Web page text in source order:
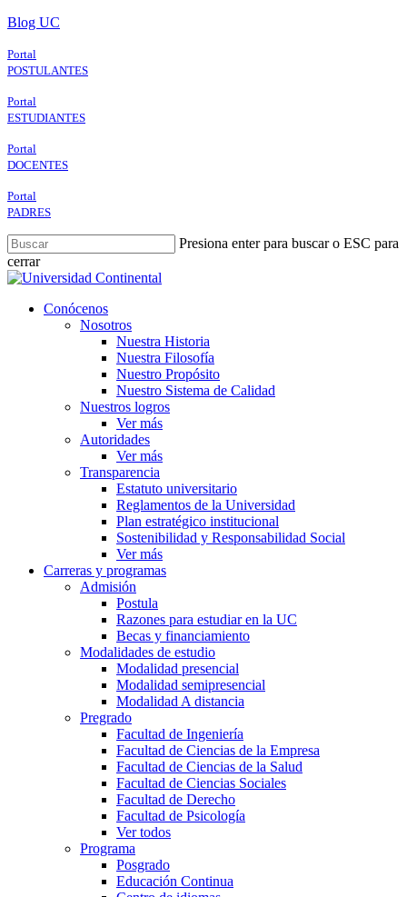
Skip
main
content
Blog UC
Portal
POSTULANTES
Portal
ESTUDIANTES
Portal
DOCENTES
Portal
PADRES
Presiona enter para buscar o ESC para
cerrar
Close
search
Menu
Conócenos
Nosotros
Nuestra Historia
Nuestra Filosofía
Nuestro Propósito
Nuestro Sistema de Calidad
Nuestros logros
Ver más
Autoridades
Ver más
Transparencia
Estatuto universitario
Reglamentos de la Universidad
Plan estratégico institucional
Sostenibilidad y Responsabilidad Social
Ver más
Carreras y programas
Admisión
Postula
Razones para estudiar en la UC
Becas y financiamiento
Modalidades de estudio
Modalidad presencial
Modalidad semipresencial
Modalidad A distancia
Pregrado
Facultad de Ingeniería
Facultad de Ciencias de la Empresa
Facultad de Ciencias de la Salud
Facultad de Ciencias Sociales
Facultad de Derecho
Facultad de Psicología
Ver todos
Programa
Posgrado
Educación Continua